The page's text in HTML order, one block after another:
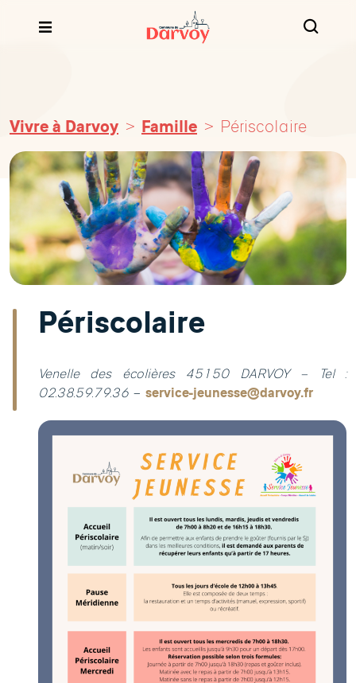
Vivre à Darvoy Famille Périscolaire
Périscolaire
Venelle des écolières 45150 DARVOY – Tel :
02.38.59.79.36 – service-jeunesse@darvoy.fr